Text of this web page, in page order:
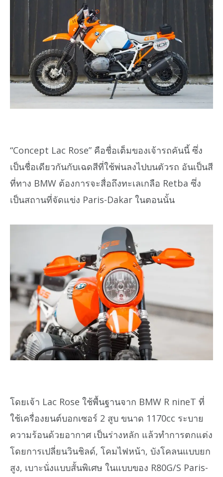
“Concept Lac Rose” คือชื่อเต็มของเจ้ารถคันนี้ ซึ่ง
เป็นชื่อเดียวกันกับเฉดสีที่ใช้พ่นลงไปบนตัวรถ อันเป็นสี
ที่ทาง BMW ต้องการจะสื่อถึงทะเลเกลือ Retba ซึ่ง
เป็นสถานที่จัดแข่ง Paris-Dakar ในตอนนั้น
โดยเจ้า Lac Rose ใช้พื้นฐานจาก BMW R nineT ที่
ใช้เครื่องยนต์บอกเซอร์ 2 สูบ ขนาด 1170cc ระบาย
ความร้อนด้วยอากาศ เป็นร่างหลัก แล้วทำการตกแต่ง
โดยการเปลี่ยนวินชิลด์, โคมไฟหน้า, บังโคลนแบบยก
สูง, เบาะนั่งแบบสั้นพิเศษ ในแบบของ R80G/S Paris-